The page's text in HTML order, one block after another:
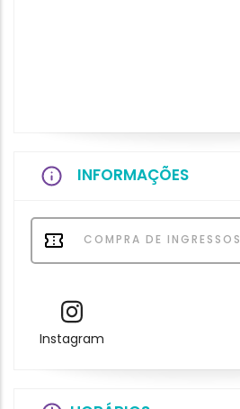
INFORMAÇÕES
COMPRA DE INGRESSOS
Instagram